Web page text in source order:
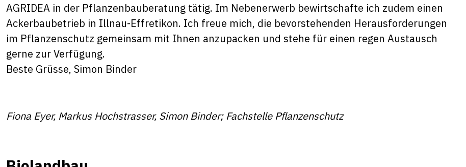
AGRIDEA in der Pflanzenbauberatung tätig. Im Nebenerwerb bewirtschafte ich zudem einen
Ackerbaubetrieb in Illnau-Effretikon. Ich freue mich, die bevorstehenden Herausforderungen
im Pflanzenschutz gemeinsam mit Ihnen anzupacken und stehe für einen regen Austausch
gerne zur Verfügung.
Beste Grüsse, Simon Binder
Fiona Eyer, Markus Hochstrasser, Simon Binder; Fachstelle Pflanzenschutz